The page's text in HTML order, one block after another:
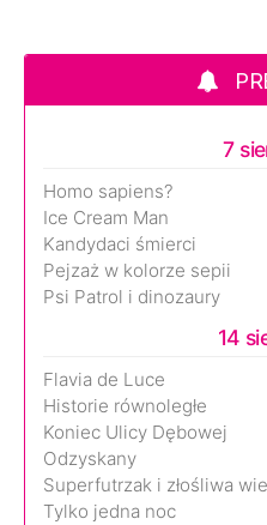
7
Homo sapiens?
Ice Cream Man
Kandydaci śmierci
Pejzaż w kolorze sepii
Psi Patrol i dinozaury
14
Flavia de Luce
Historie równoległe
Koniec Ulicy Dębowej
Odzyskany
Superfutrzak i złośliwa
Tylko jedna noc